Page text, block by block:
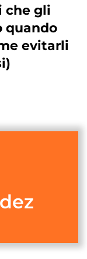
che gli
quando
evitarli